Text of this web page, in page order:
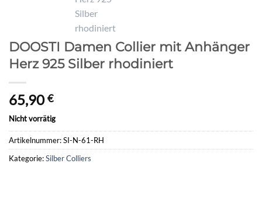
DOOSTI Damen Collier mit Anhänger
Herz 925 Silber rhodiniert
65,90€
Nicht vorrätig
Artikelnummer:SI-N-61-RH
Kategorie:Silber Colliers